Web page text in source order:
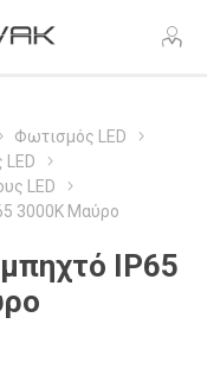
Φωτισμός LED
LED
3000K Μαύρο
IP65